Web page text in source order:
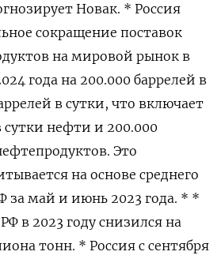
Новак. * Россия
сокращение поставок
на мировой рынок в
года на 200.000 баррелей в
в сутки, что включает
сутки нефти и 200.000
Это
на основе среднего
за май и июнь 2023 года. * *
в 2023 году снизился на
тонн. * Россия с сентября